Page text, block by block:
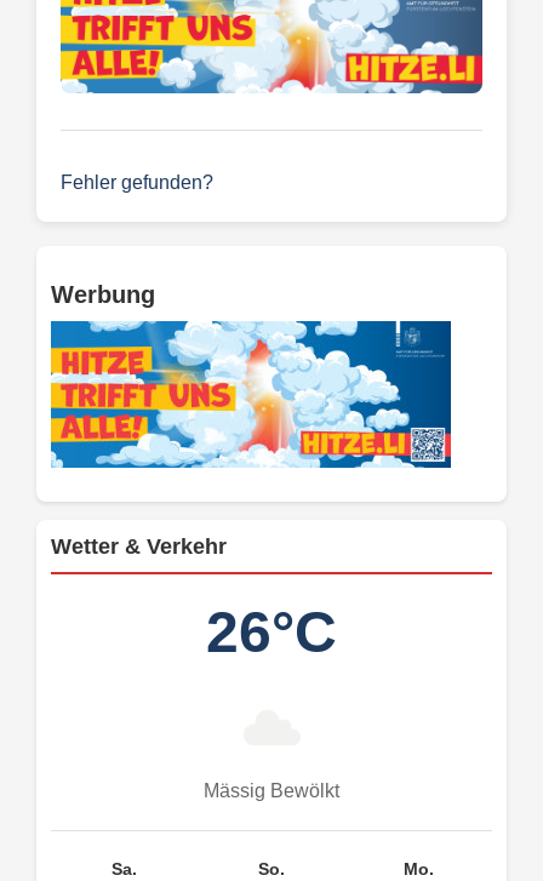
Fehler gefunden?
Werbung
Wetter & Verkehr
26°C
Mässig Bewölkt
Sa. So. Mo.